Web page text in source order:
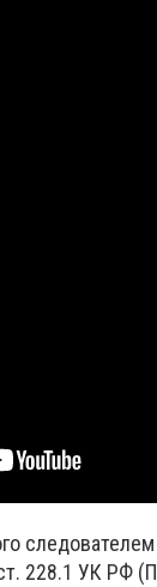
228.1 УК РФ